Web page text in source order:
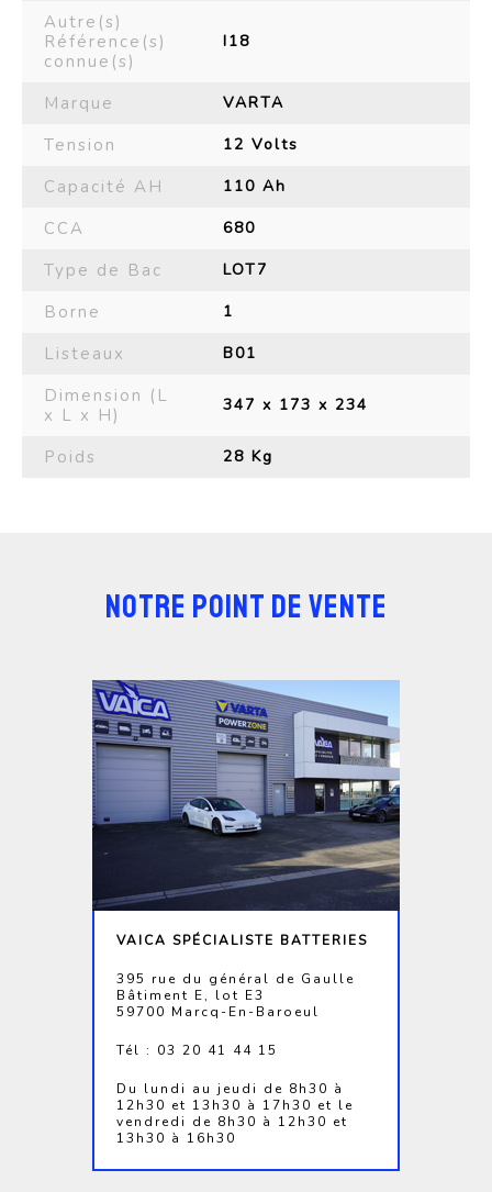
Autre(s)
Référence(s)
connue(s)
I18
Marque VARTA
Tension 12 Volts
Capacité AH 110 Ah
CCA 680
Type de Bac LOT7
Borne 1
Listeaux B01
Dimension (L
x L x H)
347 x 173 x 234
Poids 28 Kg
NOTRE POINT DE VENTE
VAICA SPÉCIALISTE BATTERIES
395 rue du général de Gaulle
Bâtiment E, lot E3
59700 Marcq-En-Baroeul
Tél : 03 20 41 44 15
Du lundi au jeudi de 8h30 à
12h30 et 13h30 à 17h30 et le
vendredi de 8h30 à 12h30 et
13h30 à 16h30